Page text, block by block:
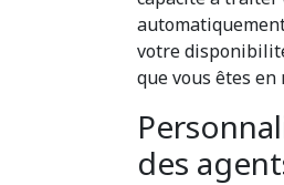
votre
que vous êtes
des